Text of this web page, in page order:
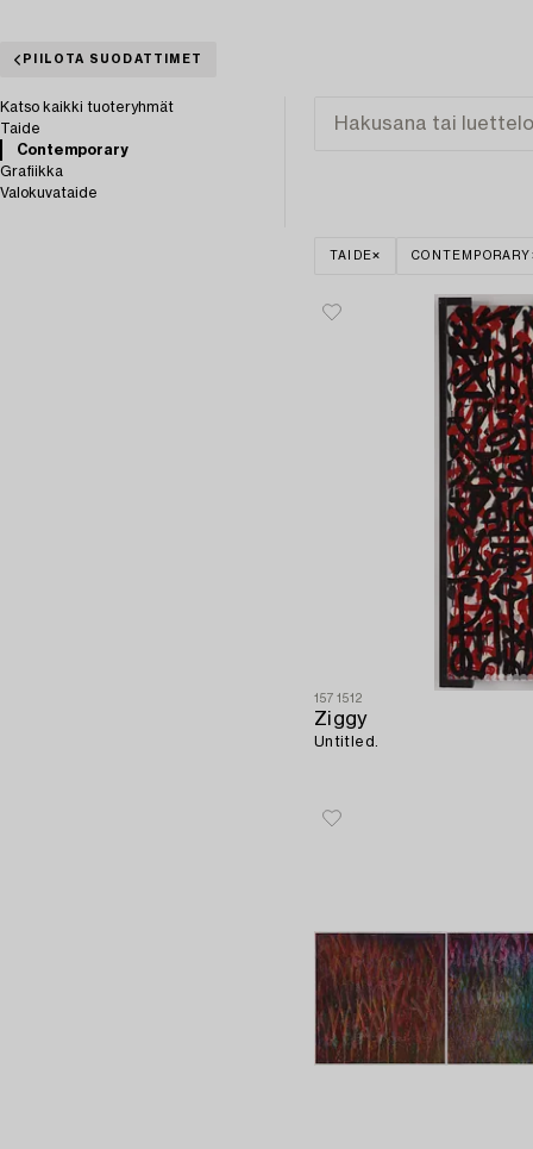
PIILOTA SUODATTIMET
Katso kaikki tuoteryhmät
Taide
Contemporary
Grafiikka
Valokuvataide
TAIDE CONTEMPORARY
1571512
Ziggy
Untitled.